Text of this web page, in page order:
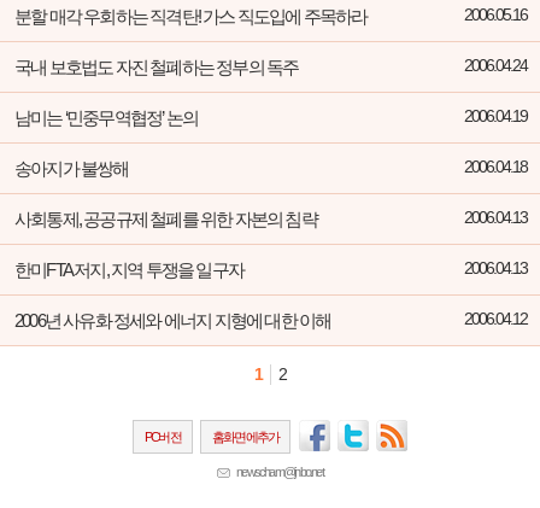
분할 매각 우회하는 직격탄! 가스 직도입에 주목하라 2006.05.16
국내 보호법도 자진 철폐하는 정부의 독주 2006.04.24
남미는 ‘민중무역협정’ 논의 2006.04.19
송아지가 불쌍해 2006.04.18
사회통제, 공공규제 철폐를 위한 자본의 침략 2006.04.13
한미FTA 저지, 지역 투쟁을 일구자 2006.04.13
2006년 사유화 정세와 에너지 지형에 대한 이해 2006.04.12
1 2
PC버전 홈화면에추가
newscham@jinbo.net